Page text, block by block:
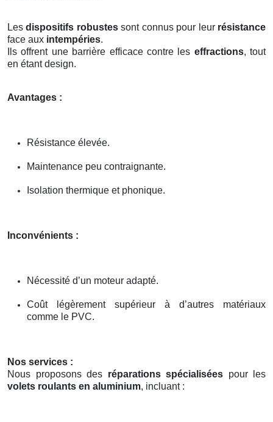
Lesdispositifs robustessont connus pour leur résistance
face aux intempéries.
Ils offrent une barrière efficace contre les effractions, tout
en étant design.
Avantages :
Résistance élevée.
Maintenance peu contraignante.
Isolation thermique et phonique.
Inconvénients :
Nécessité d’un moteur adapté.
Coût légèrement supérieur à d’autres matériaux
comme le PVC.
Nos services :
Nous proposons des réparations spécialisées pour les
volets roulants en aluminium, incluant :